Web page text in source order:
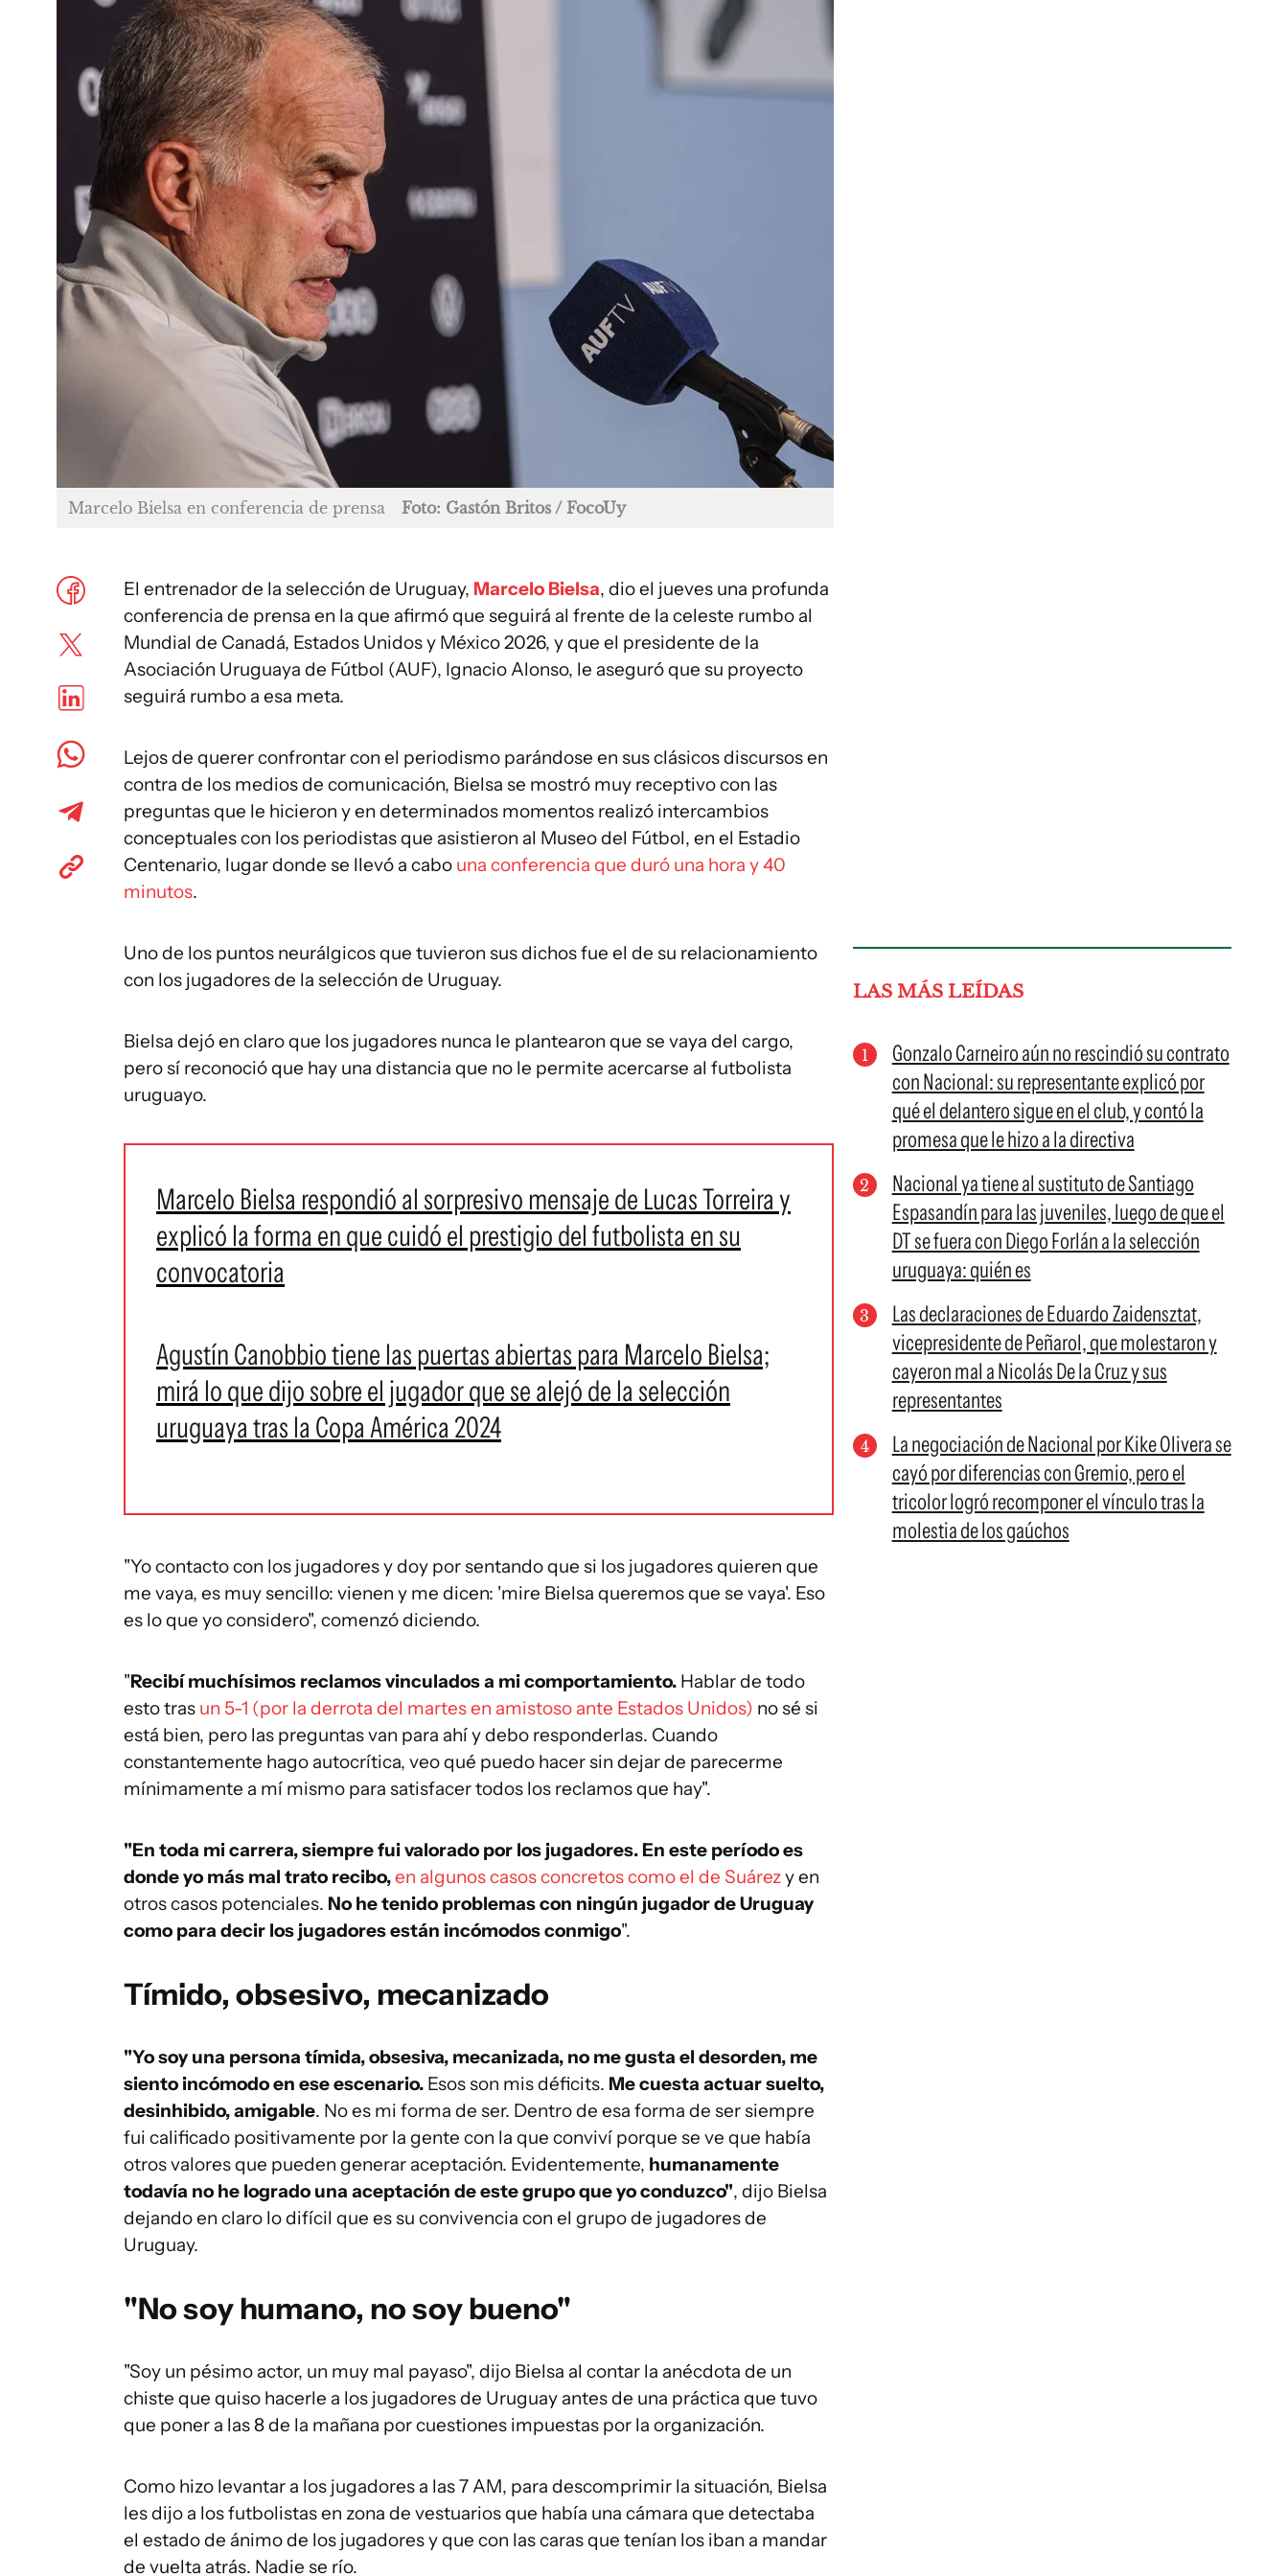
Marcelo Bielsa en conferencia de prensa Foto: Gastón Britos / FocoUy
El entrenador de la selección de Uruguay, Marcelo Bielsa, dio el jueves una profunda
conferencia de prensa en la que afirmó que seguirá al frente de la celeste rumbo al
Mundial de Canadá, Estados Unidos y México 2026, y que el presidente de la
Asociación Uruguaya de Fútbol (AUF), Ignacio Alonso, le aseguró que su proyecto
seguirá rumbo a esa meta.
Lejos de querer confrontar con el periodismo parándose en sus clásicos discursos en
contra de los medios de comunicación, Bielsa se mostró muy receptivo con las
preguntas que le hicieron y en determinados momentos realizó intercambios
conceptuales con los periodistas que asistieron al Museo del Fútbol, en el Estadio
Centenario, lugar donde se llevó a cabo una conferencia que duró una hora y 40
minutos.
Uno de los puntos neurálgicos que tuvieron sus dichos fue el de su relacionamiento
con los jugadores de la selección de Uruguay.
Bielsa dejó en claro que los jugadores nunca le plantearon que se vaya del cargo,
pero sí reconoció que hay una distancia que no le permite acercarse al futbolista
uruguayo.
Marcelo Bielsa respondió al sorpresivo mensaje de Lucas Torreira y
explicó la forma en que cuidó el prestigio del futbolista en su
convocatoria
Agustín Canobbio tiene las puertas abiertas para Marcelo Bielsa;
mirá lo que dijo sobre el jugador que se alejó de la selección
uruguaya tras la Copa América 2024
"Yo contacto con los jugadores y doy por sentando que si los jugadores quieren que
me vaya, es muy sencillo: vienen y me dicen: 'mire Bielsa queremos que se vaya'. Eso
es lo que yo considero", comenzó diciendo.
"Recibí muchísimos reclamos vinculados a mi comportamiento. Hablar de todo
esto tras un 5-1 (por la derrota del martes en amistoso ante Estados Unidos) no sé si
está bien, pero las preguntas van para ahí y debo responderlas. Cuando
constantemente hago autocrítica, veo qué puedo hacer sin dejar de parecerme
mínimamente a mí mismo para satisfacer todos los reclamos que hay".
"En toda mi carrera, siempre fui valorado por los jugadores. En este período es
donde yo más mal trato recibo,en algunos casos concretos como el de Suárezy en
otros casos potenciales. No he tenido problemas con ningún jugador de Uruguay
como para decir los jugadores están incómodos conmigo".
Tímido, obsesivo, mecanizado
"Yo soy una persona tímida, obsesiva, mecanizada, no me gusta el desorden, me
siento incómodo en ese escenario. Esos son mis déficits. Me cuesta actuar suelto,
desinhibido, amigable. No es mi forma de ser. Dentro de esa forma de ser siempre
fui calificado positivamente por la gente con la que conviví porque se ve que había
otros valores que pueden generar aceptación. Evidentemente, humanamente
todavía no he logrado una aceptación de este grupo que yo conduzco", dijo Bielsa
dejando en claro lo difícil que es su convivencia con el grupo de jugadores de
Uruguay.
"No soy humano, no soy bueno"
"Soy un pésimo actor, un muy mal payaso", dijo Bielsa al contar la anécdota de un
chiste que quiso hacerle a los jugadores de Uruguay antes de una práctica que tuvo
que poner a las 8 de la mañana por cuestiones impuestas por la organización.
Como hizo levantar a los jugadores a las 7 AM, para descomprimir la situación, Bielsa
les dijo a los futbolistas en zona de vestuarios que había una cámara que detectaba
el estado de ánimo de los jugadores y que con las caras que tenían los iban a mandar
de vuelta atrás. Nadie se río.
LAS MÁS LEÍDAS
Gonzalo Carneiro aún no rescindió su contrato
con Nacional: su representante explicó por
qué el delantero sigue en el club, y contó la
promesa que le hizo a la directiva
Nacional ya tiene al sustituto de Santiago
Espasandín para las juveniles, luego de que el
DT se fuera con Diego Forlán a la selección
uruguaya: quién es
Las declaraciones de Eduardo Zaidensztat,
vicepresidente de Peñarol, que molestaron y
cayeron mal a Nicolás De la Cruz y sus
representantes
La negociación de Nacional por Kike Olivera se
cayó por diferencias con Gremio, pero el
tricolor logró recomponer el vínculo tras la
molestia de los gaúchos